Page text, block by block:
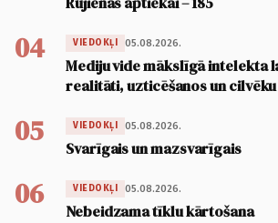
04 VIEDOKĻI 05.08.2026.
Mediju vide mākslīgā intelekta
realitāti, uzticēšanos un
05 VIEDOKĻI 05.08.2026.
Svarīgais un mazsvarīgais
06 VIEDOKĻI 05.08.2026.
Nebeidzama tīklu kārtošana